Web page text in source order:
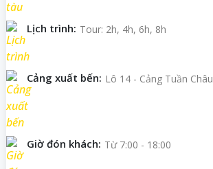
Lịch trình: Tour: 2h, 4h, 6h, 8h
Cảng xuất bến: Lô 14 - Cảng Tuần Châu
Giờ đón khách: Từ 7:00 - 18:00